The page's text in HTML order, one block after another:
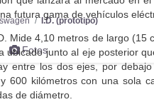
I.D. (prototipo)
Fotos
futura gama de vehículos
Mide 4,10 metros de largo (15
ubicado junto al eje posterior
entre los dos ejes, por
600 kilómetros con una sola
de diámetro.